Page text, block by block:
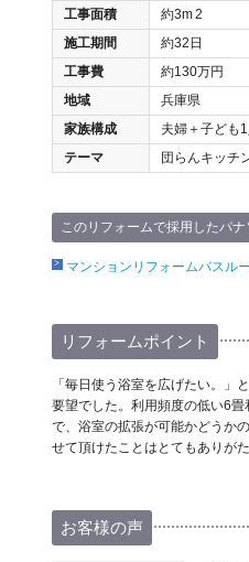
工事面積
約3m2
施工期間
約32日
工事費
約130万円
地域
兵庫県
家族構成
夫婦＋子ども1
テーマ
団らんキッチ
このリフォームで採用したパ
マンションリフォームバスル
リフォームポイント
「毎日使う浴室を広げたい。」
要望でした。利用頻度の低い6
で、浴室の拡張が可能かどうか
せて頂けたことはとてもありがた
お客様の声